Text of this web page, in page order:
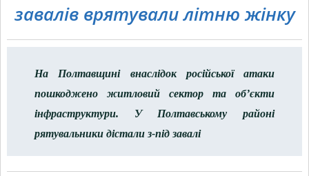
завалів врятували літню жінку
На Полтавщині внаслідок російської атаки
пошкоджено житловий сектор та об’єкти
інфраструктури. У Полтавському районі
рятувальники дістали з-під завалі